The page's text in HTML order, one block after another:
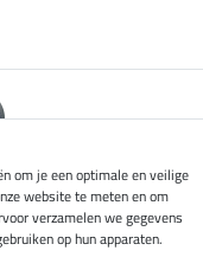
om je een optimale en veilige
website te meten en om
verzamelen we gegevens
op hun apparaten.